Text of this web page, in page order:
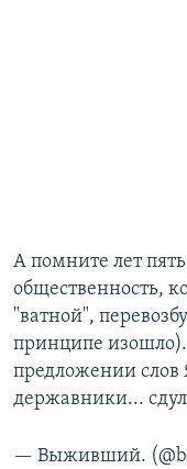
А помните лет
общественность,
"ватной",
принципе
предложении
державники...
— Выживший.